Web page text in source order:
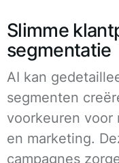
Slimme
segmentatie
AI kan
segmenten
voorkeuren voor
en marketing.
campagnes